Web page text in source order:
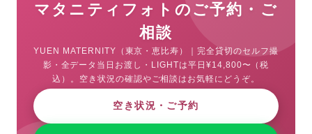
マタニティフォトのご予約・ご
相談
YUEN MATERNITY（東京・恵比寿）｜完全貸切のセルフ撮
影・全データ当日お渡し・LIGHTは平日¥14,800〜（税
込）。空き状況の確認やご相談はお気軽にどうぞ。
空き状況・ご予約